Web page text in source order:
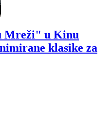
Mreži" u Kinu
klasike za